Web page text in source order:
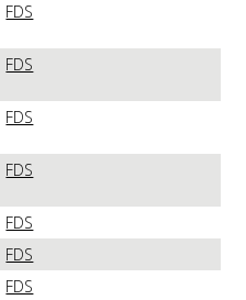
FDS
FDS
FDS
FDS
FDS
FDS
FDS